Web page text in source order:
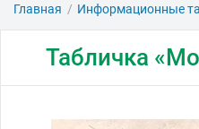
Главная Информационные
Табличка